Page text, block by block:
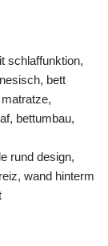
schlaffunktion,
bett
bettumbau,
rund design,
wand hinterm